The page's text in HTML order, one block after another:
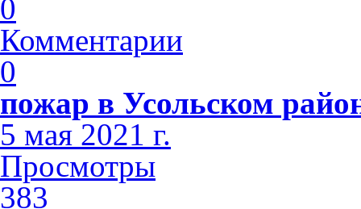
0
Комментарии
0
пожар в Усольском
5 мая 2021 г.
Просмотры
383